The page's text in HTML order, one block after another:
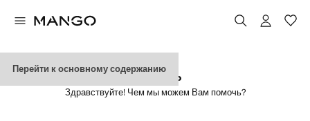
Перейти к основному содержанию
ПОМОЩЬ
Здравствуйте! Чем мы можем Вам помочь?